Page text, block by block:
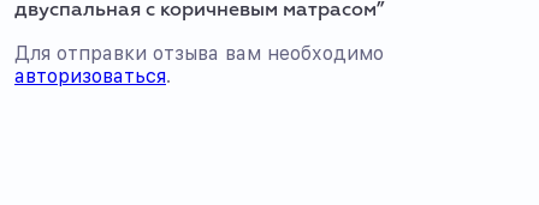
двуспальная с коричневым матрасом”
Для отправки отзыва вам необходимо
авторизоваться.